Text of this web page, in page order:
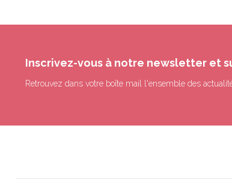
Inscrivez-vous à notre newsletter et
Retrouvez dans votre boîte mail l'ensemble des